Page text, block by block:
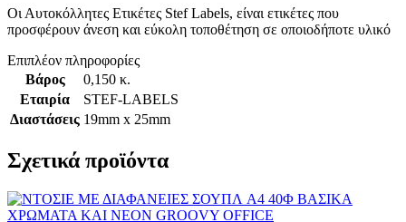
Οι Αυτοκόλλητες Ετικέτες Stef Labels, είναι ετικέτες που
προσφέρουν άνεση και εύκολη τοποθέτηση σε οποιοδήποτε υλικό
Επιπλέον πληροφορίες
Βάρος
0,150 κ.
Εταιρία
STEF-LABELS
Διαστάσεις 19mm x 25mm
Σχετικά προϊόντα